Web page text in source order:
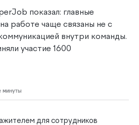
показал: главные
работе чаще связаны не с
внутри команды.
участие 1600
минуты
для сотрудников